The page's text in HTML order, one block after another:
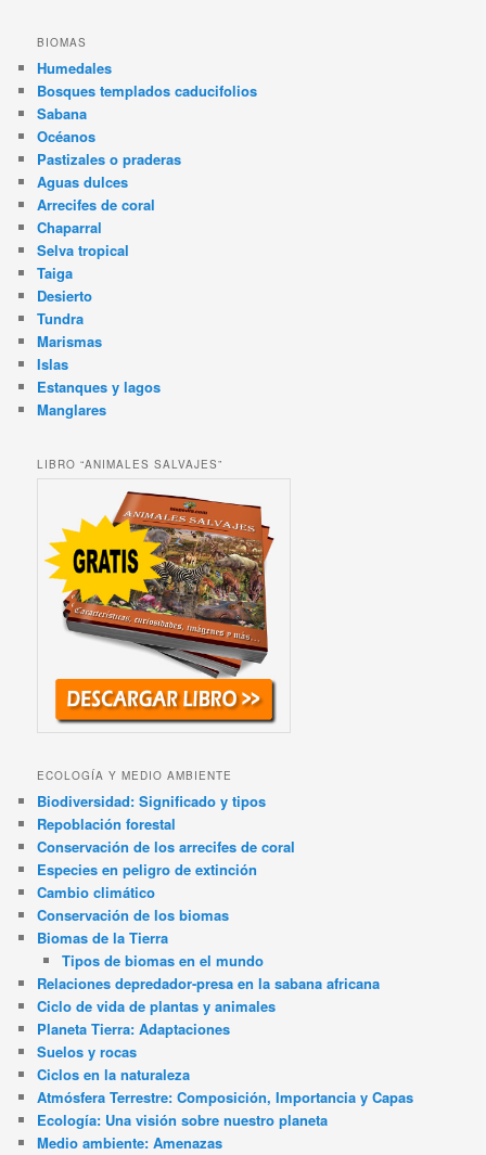
BIOMAS
Humedales
Bosques templados caducifolios
Sabana
Océanos
Pastizales o praderas
Aguas dulces
Arrecifes de coral
Chaparral
Selva tropical
Taiga
Desierto
Tundra
Marismas
Islas
Estanques y lagos
Manglares
LIBRO “ANIMALES SALVAJES”
ECOLOGÍA Y MEDIO AMBIENTE
Biodiversidad: Significado y tipos
Repoblación forestal
Conservación de los arrecifes de coral
Especies en peligro de extinción
Cambio climático
Conservación de los biomas
Biomas de la Tierra
Tipos de biomas en el mundo
Relaciones depredador-presa en la sabana africana
Ciclo de vida de plantas y animales
Planeta Tierra: Adaptaciones
Suelos y rocas
Ciclos en la naturaleza
Atmósfera Terrestre: Composición, Importancia y Capas
Ecología: Una visión sobre nuestro planeta
Medio ambiente: Amenazas